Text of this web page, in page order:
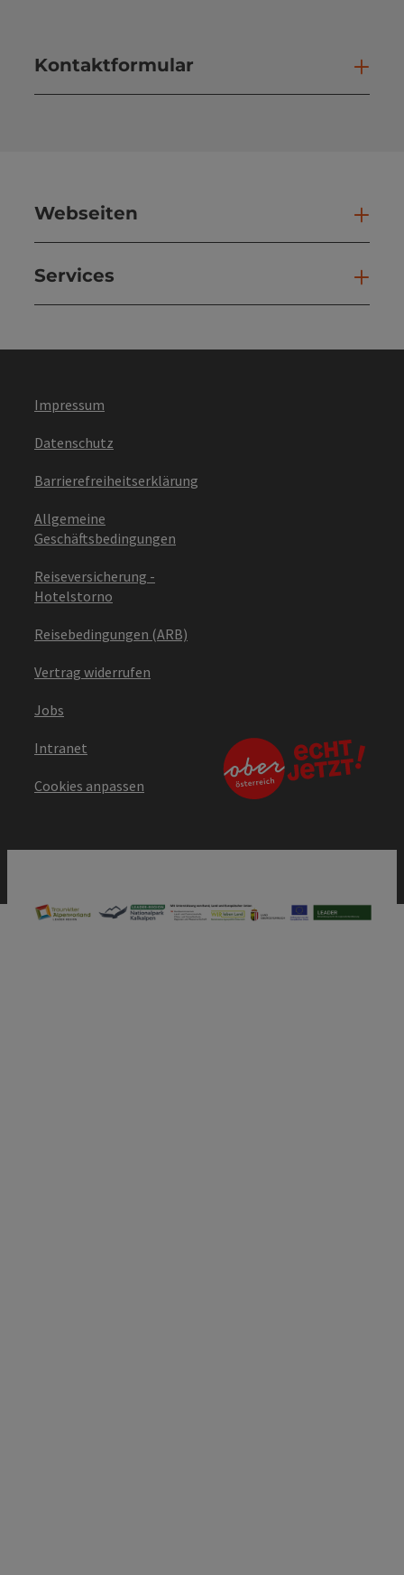
Kontaktformular
Webseiten
Services
Impressum
Datenschutz
Barrierefreiheitserklärung
Allgemeine
Geschäftsbedingungen
Reiseversicherung -
Hotelstorno
Reisebedingungen (ARB)
Vertrag widerrufen
Jobs
Intranet
Cookies anpassen